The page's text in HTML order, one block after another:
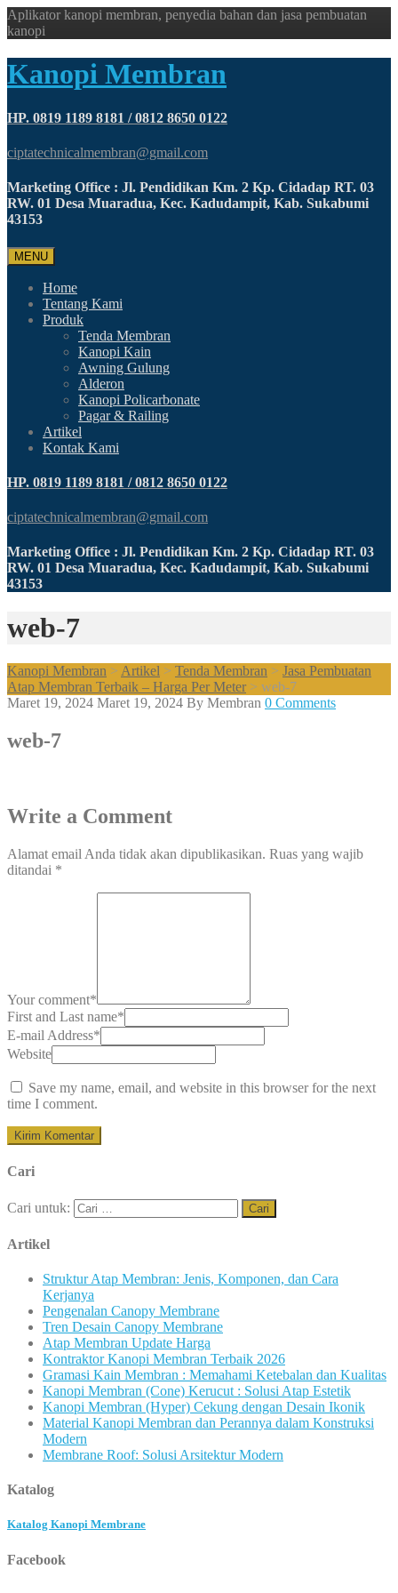
Aplikator kanopi membran, penyedia bahan dan jasa pembuatan
kanopi
Kanopi Membran
HP. 0819 1189 8181 / 0812 8650 0122
ciptatechnicalmembran@gmail.com
Marketing Office : Jl. Pendidikan Km. 2 Kp. Cidadap RT. 03
RW. 01 Desa Muaradua, Kec. Kadudampit, Kab. Sukabumi
43153
MENU
Home
Tentang Kami
Produk
Tenda Membran
Kanopi Kain
Awning Gulung
Alderon
Kanopi Policarbonate
Pagar & Railing
Artikel
Kontak Kami
HP. 0819 1189 8181 / 0812 8650 0122
ciptatechnicalmembran@gmail.com
Marketing Office : Jl. Pendidikan Km. 2 Kp. Cidadap RT. 03
RW. 01 Desa Muaradua, Kec. Kadudampit, Kab. Sukabumi
43153
web-7
Kanopi Membran > Artikel > Tenda Membran > Jasa Pembuatan
Atap Membran Terbaik – Harga Per Meter > web-7
Maret 19, 2024 Maret 19, 2024 By Membran 0 Comments
web-7
Write a Comment
Alamat email Anda tidak akan dipublikasikan. Ruas yang wajib
ditandai *
Your comment*
First and Last name*
E-mail Address*
Website
Save my name, email, and website in this browser for the next
time I comment.
Cari
Cari untuk:
Artikel
Struktur Atap Membran: Jenis, Komponen, dan Cara
Kerjanya
Pengenalan Canopy Membrane
Tren Desain Canopy Membrane
Atap Membran Update Harga
Kontraktor Kanopi Membran Terbaik 2026
Gramasi Kain Membran : Memahami Ketebalan dan Kualitas
Kanopi Membran (Cone) Kerucut : Solusi Atap Estetik
Kanopi Membran (Hyper) Cekung dengan Desain Ikonik
Material Kanopi Membran dan Perannya dalam Konstruksi
Modern
Membrane Roof: Solusi Arsitektur Modern
Katalog
Katalog Kanopi Membrane
Facebook